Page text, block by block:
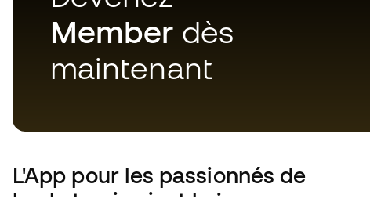
Member dès
maintenant
L'App pour les passionnés de
basket qui voient le jeu